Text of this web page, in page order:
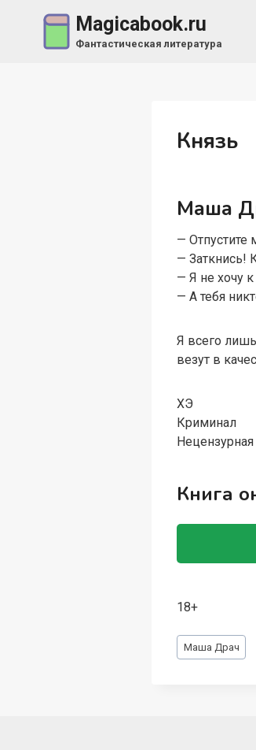
содержимому
Magicabook.ru
Фантастическая литература
Князь
Маша
— Отпустите
— Заткнись!
— Я не хочу
— А тебя
Я всего
везут в
ХЭ
Криминал
Книга
18+
Метки
записи:
Маша Драч